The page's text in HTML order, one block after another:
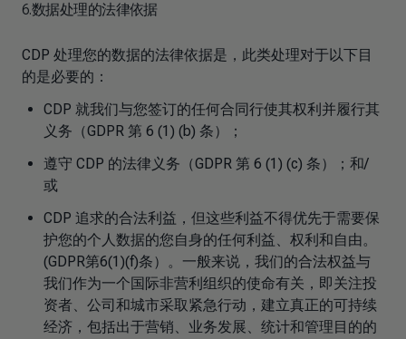
6.数据处理的法律依据
CDP 处理您的数据的法律依据是，此类处理对于以下目
的是必要的：
CDP 就我们与您签订的任何合同行使其权利并履行其
义务（GDPR 第 6 (1) (b) 条）；
遵守 CDP 的法律义务（GDPR 第 6 (1) (c) 条）；和/
或
CDP 追求的合法利益，但这些利益不得优先于需要保
护您的个人数据的您自身的任何利益、权利和自由。
(GDPR第6(1)(f)条）。一般来说，我们的合法权益与
我们作为一个国际非营利组织的使命有关，即关注投
资者、公司和城市采取紧急行动，建立真正的可持续
经济，包括出于营销、业务发展、统计和管理目的的